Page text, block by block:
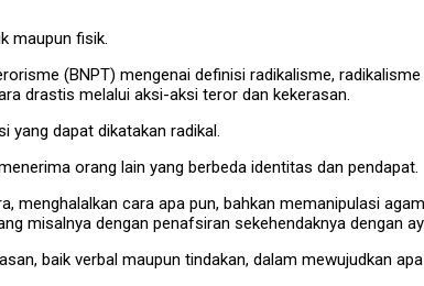
maupun fisik.
(BNPT) mengenai definisi radikalisme,
drastis melalui aksi-aksi teror dan kekerasan.
yang dapat dikatakan radikal.
orang lain yang berbeda identitas dan pendapat.
menghalalkan cara apa pun, bahkan memanipulasi
misalnya dengan penafsiran sekehendaknya dengan
baik verbal maupun tindakan, dalam mewujudkan